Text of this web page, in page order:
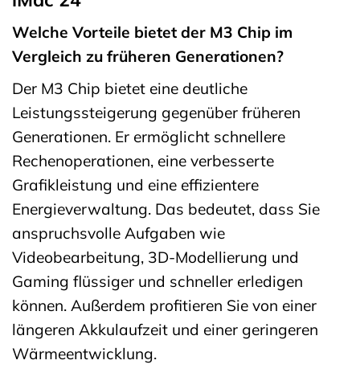
Welche Vorteile bietet der M3 Chip im
Vergleich zu früheren Generationen?
Der M3 Chip bietet eine deutliche
Leistungssteigerung gegenüber früheren
Generationen. Er ermöglicht schnellere
Rechenoperationen, eine verbesserte
Grafikleistung und eine effizientere
Energieverwaltung. Das bedeutet, dass Sie
anspruchsvolle Aufgaben wie
Videobearbeitung, 3D-Modellierung und
Gaming flüssiger und schneller erledigen
können. Außerdem profitieren Sie von einer
längeren Akkulaufzeit und einer geringeren
Wärmeentwicklung.